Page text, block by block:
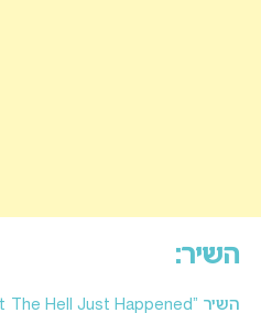
השיר: